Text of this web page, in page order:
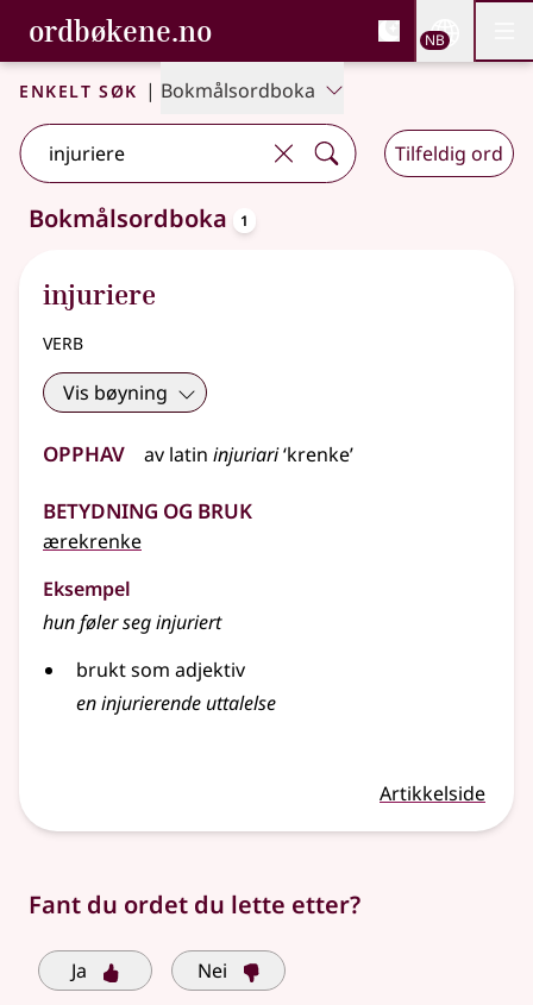
Gå til hovedinnhold
Tilgjengelighet
ordbøkene.no, Bokmålsordboka og
Bokmålsordboka og Nynorskordboka
NB
Enkelt søk | Bokmålsordboka
Tilfeldig ord
Ett treff.Ytterligere søkeforslag tilgjengelige
Bokmålsordboka 1
injuriere
verb
Vis bøyning
Opphav av latin injuriari‘krenke’
Betydning og bruk
ærekrenke
Eksempel
hun føler seg injuriert
brukt som adjektiv
eninjurierende uttalelse
Artikkelside
Fant du ordet du lette etter?
Ja Nei